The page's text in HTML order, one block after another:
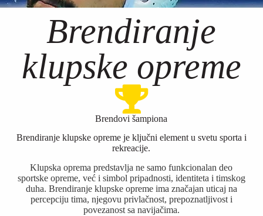
Brendiranje
klupske opreme
Brendovi šampiona
Brendiranje klupske opreme je ključni element u svetu sporta i
rekreacije.
Klupska oprema predstavlja ne samo funkcionalan deo
sportske opreme, već i simbol pripadnosti, identiteta i timskog
duha. Brendiranje klupske opreme ima značajan uticaj na
percepciju tima, njegovu privlačnost, prepoznatljivost i
povezanost sa navijačima.